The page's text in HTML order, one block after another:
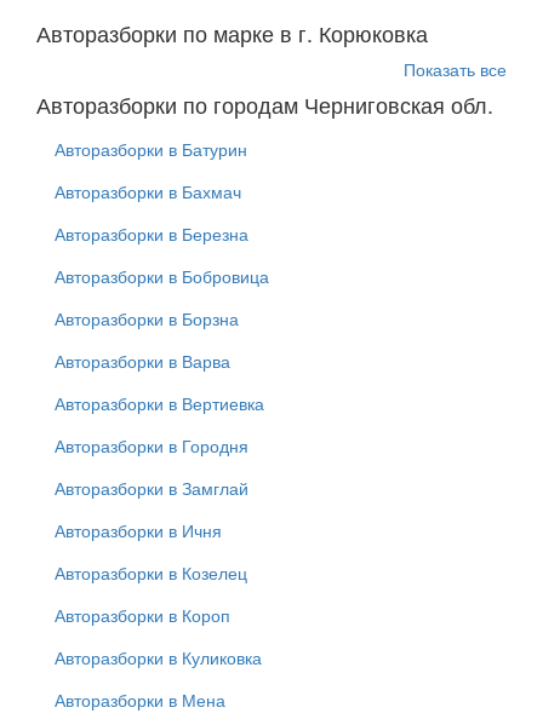
Авторазборки по марке в г. Корюковка
Показать все
Авторазборки по городам Черниговская обл.
Авторазборки в Батурин
Авторазборки в Бахмач
Авторазборки в Березна
Авторазборки в Бобровица
Авторазборки в Борзна
Авторазборки в Варва
Авторазборки в Вертиевка
Авторазборки в Городня
Авторазборки в Замглай
Авторазборки в Ичня
Авторазборки в Козелец
Авторазборки в Короп
Авторазборки в Куликовка
Авторазборки в Мена